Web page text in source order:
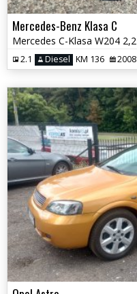
Mercedes-Benz Klasa C
2.1 Diesel KM 136 2008